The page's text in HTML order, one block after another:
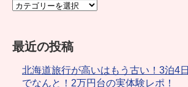
最近の投稿
北海道旅行が高いはもう古い！3泊4日
でなんと！2万円台の実体験レポ！